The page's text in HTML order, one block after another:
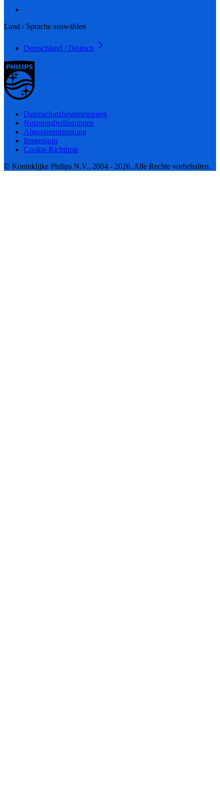
Land / Sprache auswählen
Deutschland / Deutsch
Datenschutzbestimmungen
Nutzungsbedingungen
Altgeräteentsorgung
Impressum
Cookie-Richtlinie
© Koninklijke Philips N.V., 2004 - 2026. Alle Rechte vorbehalten.